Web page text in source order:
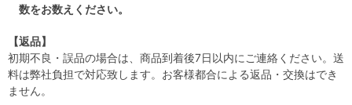
数をお数えください。
【返品】
初期不良・誤品の場合は、商品到着後7日以内にご連絡ください。送
料は弊社負担で対応致します。お客様都合による返品・交換はでき
ません。